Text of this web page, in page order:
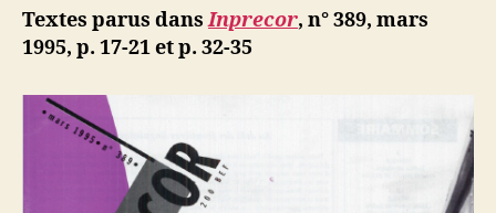
ji
b
Textes parus dansInprecor, n° 389, mars
1995, p. 17-21 et p. 32-35